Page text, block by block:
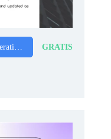
Plantillas de Procedimientos Operativos Estándar GRATIS